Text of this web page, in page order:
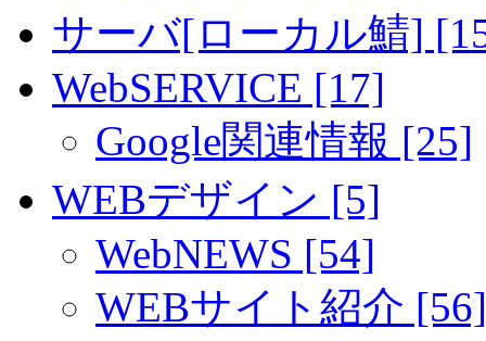
サーバ[ローカル鯖]
WebSERVICE [17]
Google関連情報 [25]
WEBデザイン [5]
WebNEWS [54]
WEBサイト紹介 [56]